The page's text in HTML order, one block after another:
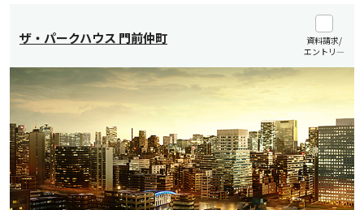
ザ・パークハウス 門前仲町
資料請求/
エントリ―